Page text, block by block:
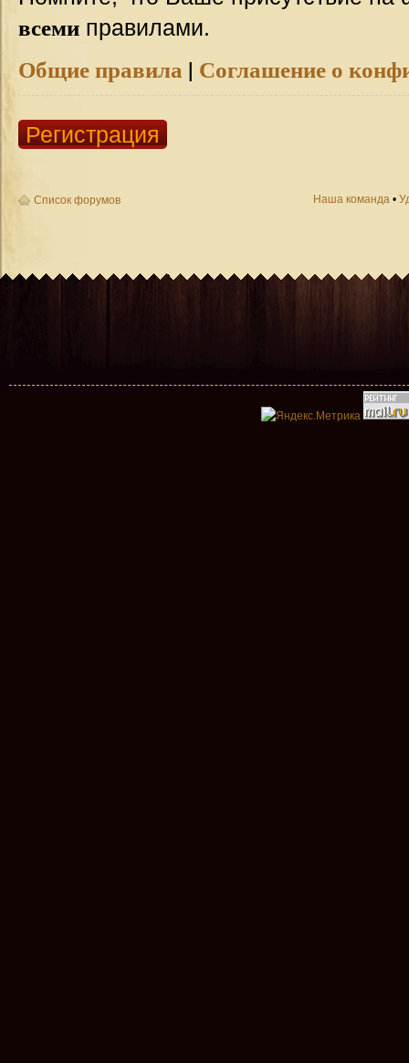
всеми правилами.
Общие правила | Соглашение о
Регистрация
Список форумов Наша команда •